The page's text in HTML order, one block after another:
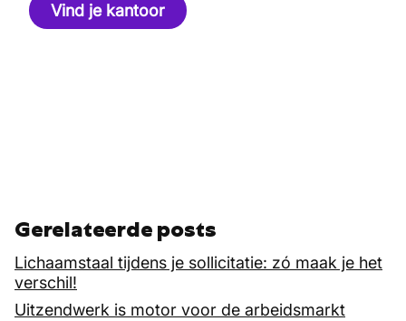
Vind je kantoor
Gerelateerde posts
Lichaamstaal tijdens je sollicitatie: zó maak je het
verschil!
Uitzendwerk is motor voor de arbeidsmarkt